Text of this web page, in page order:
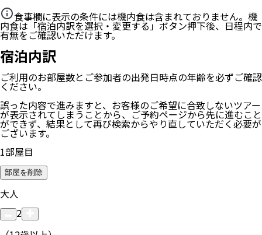
食事欄に表示の条件には機内食は含まれておりません。機
内食は「宿泊内訳を選択・変更する」ボタン押下後、日程内で
有無をご確認いただけます。
宿泊内訳
ご利用のお部屋数とご参加者の出発日時点の年齢を必ずご確認
ください。
誤った内容で進みますと、お客様のご希望に合致しないツアー
が表示されてしまうことから、ご予約ページから先に進むこと
ができず、結果として再び検索からやり直していただく必要が
ございます。
1部屋目
部屋を削除
大人
2